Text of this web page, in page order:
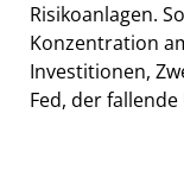
Risikoanlagen.
Konzentration
Investitionen,
Fed, der fallende